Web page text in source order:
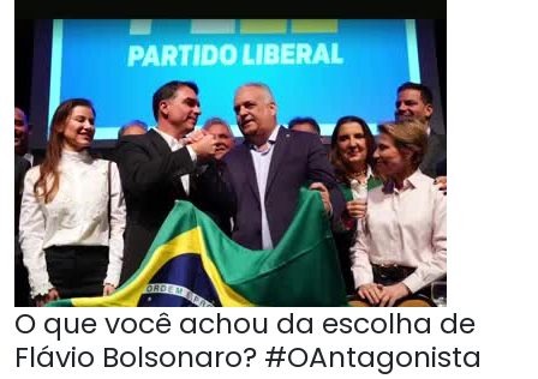
O que você achou da escolha de
Flávio Bolsonaro? #OAntagonista